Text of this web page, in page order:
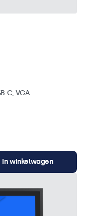
C, VGA
In winkelwagen